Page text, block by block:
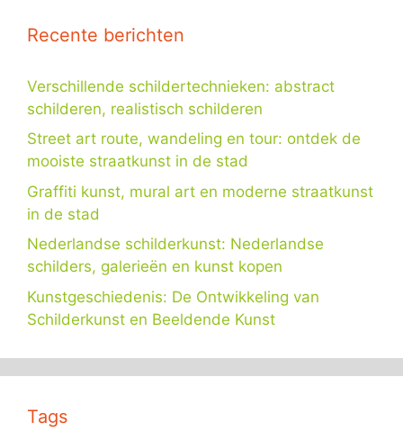
Recente berichten
Verschillende schildertechnieken: abstract
schilderen, realistisch schilderen
Street art route, wandeling en tour: ontdek de
mooiste straatkunst in de stad
Graffiti kunst, mural art en moderne straatkunst
in de stad
Nederlandse schilderkunst: Nederlandse
schilders, galerieën en kunst kopen
Kunstgeschiedenis: De Ontwikkeling van
Schilderkunst en Beeldende Kunst
Tags